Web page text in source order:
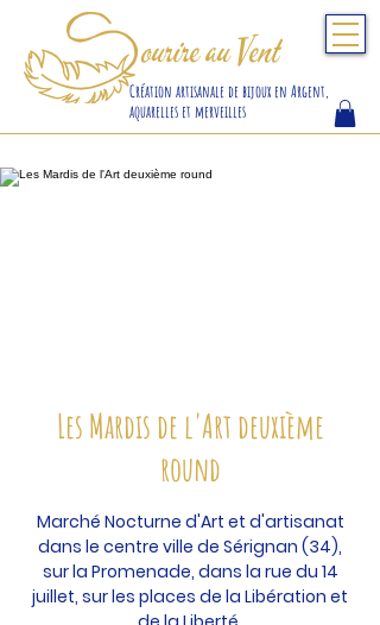
Sourire au Vent
Création artisanale de bijoux en Argent,
aquarelles et merveilles
Les Mardis de l'Art deuxième
round
Marché Nocturne d'Art et d'artisanat
dans le centre ville de Sérignan (34),
sur la Promenade, dans la rue du 14
juillet, sur les places de la Libération et